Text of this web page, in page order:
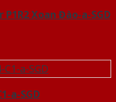
P1R2 Xoan Đào-a-SGD
a-SGD